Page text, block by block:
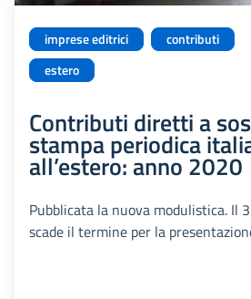
imprese editrici
contributi
estero
Contributi diretti a
stampa periodica
all’estero: anno 2020
Pubblicata la nuova modulistica. Il
scade il termine per la